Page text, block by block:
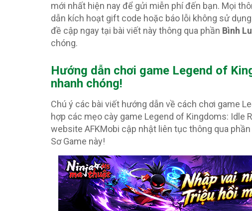
mới nhất hiện nay để gửi miễn phí đến bạn. Mọi
dẫn kích hoạt gift code hoặc báo lỗi không sử
đề cập ngay tại bài viết này thông qua phần Bình
chóng.
Hướng dẫn chơi game Legend of
nhanh chóng!
Chú ý các bài viết hướng dẫn về cách chơi game
hợp các mẹo cày game Legend of Kingdoms: Idle
website AFKMobi cập nhật liên tục thông qua phần
Sơ Game này!